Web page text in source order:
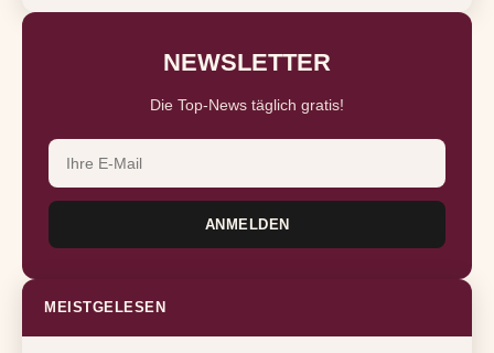
NEWSLETTER
Die Top-News täglich gratis!
ANMELDEN
MEISTGELESEN